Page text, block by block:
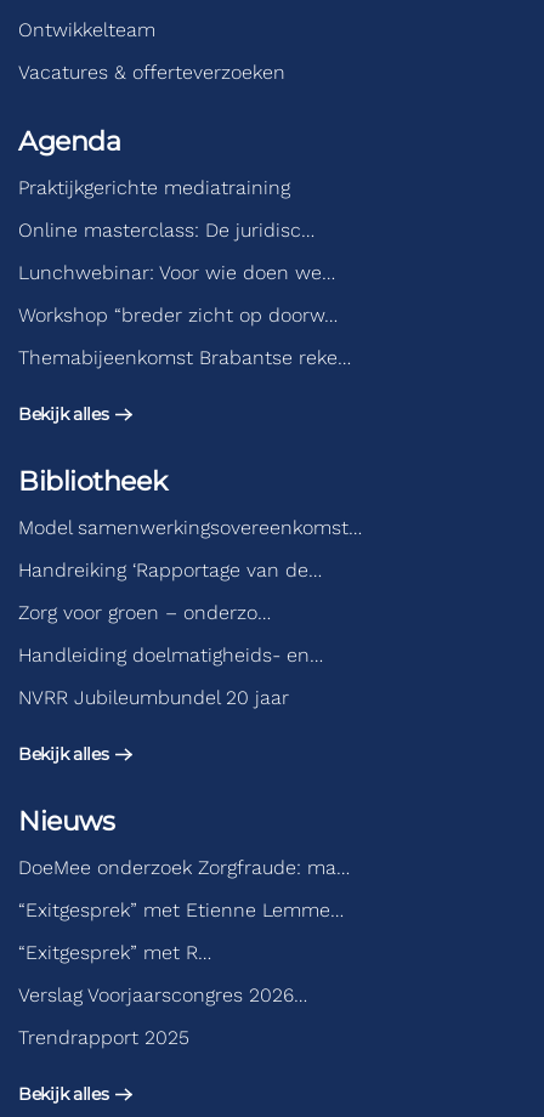
Ontwikkelteam
Vacatures & offerteverzoeken
Agenda
Praktijkgerichte mediatraining
Online masterclass: De juridisc…
Lunchwebinar: Voor wie doen we…
Workshop “breder zicht op doorw…
Themabijeenkomst Brabantse reke…
Bekijk alles
Bibliotheek
Model samenwerkingsovereenkomst…
Handreiking ‘Rapportage van de…
Zorg voor groen – onderzo…
Handleiding doelmatigheids- en…
NVRR Jubileumbundel 20 jaar
Bekijk alles
Nieuws
DoeMee onderzoek Zorgfraude: ma…
“Exitgesprek” met Etienne Lemme…
“Exitgesprek” met R…
Verslag Voorjaarscongres 2026…
Trendrapport 2025
Bekijk alles